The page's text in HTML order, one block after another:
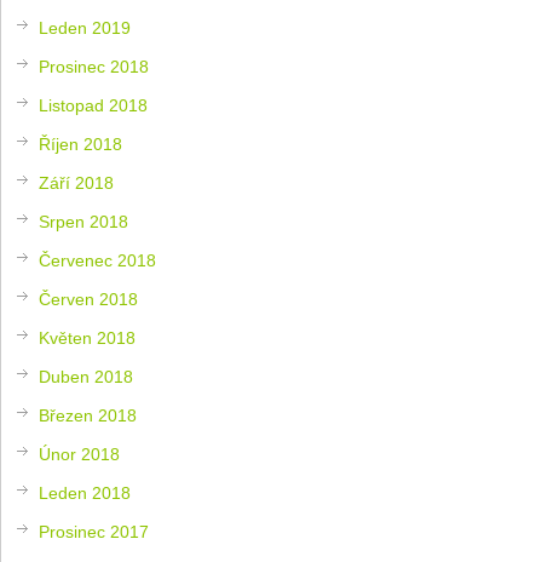
Leden 2019
Prosinec 2018
Listopad 2018
Říjen 2018
Září 2018
Srpen 2018
Červenec 2018
Červen 2018
Květen 2018
Duben 2018
Březen 2018
Únor 2018
Leden 2018
Prosinec 2017